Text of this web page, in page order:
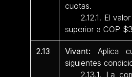
cuotas.
2.12.1. El valor
superior a COP
2.13 Vivant: Aplica
siguientes
2.13.1. La